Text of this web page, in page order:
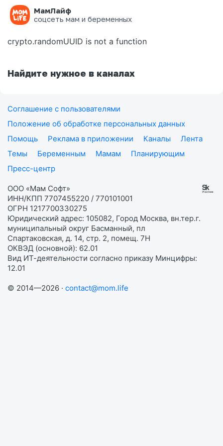
МамЛайф
соцсеть мам и беременных
Ошибка на странице
crypto.randomUUID is not a function
Найдите нужное в каналах
Соглашение с пользователями
Положение об обработке персональных данных
Помощь
Реклама в приложении Каналы
Лента
Темы
Беременным Мамам
Планирующим
Пресс-центр
ООО «Мам Софт»
ИНН/КПП 7707455220 / 770101001
ОГРН 1217700330275
Юридический адрес: 105082, Город Москва, вн.тер.г.
муниципальный округ Басманный, пл
Спартаковская, д. 14, стр. 2, помещ. 7Н
ОКВЭД (основной): 62.01
Вид ИТ-деятельности согласно приказу Минцифры:
12.01
© 2014—2026 · contact@mom.life